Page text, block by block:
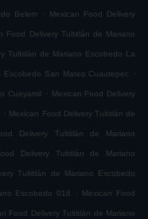
Belem . Mexican Food Delivery
Food Delivery Tultitlán de Mariano
Tultitlán de Mariano Escobedo La
Escobedo San Mateo Cuautepec .
Cueyamil . Mexican Food Delivery
. Mexican Food Delivery Tultitlán de
Delivery Tultitlán de Mariano
Delivery Tultitlán de Mariano
Tultitlán de Mariano Escobedo
Escobedo 018 . Mexican Food
Food Delivery Tultitlán de Mariano